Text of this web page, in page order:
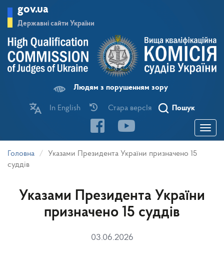
основного
матеріалу
gov.ua
Державні сайти України
Людям з порушенням зору
In English Стара версІя Пошук
Toggle
Головна
Указами Президента України призначено 15
суддів
Указами Президента України
призначено 15 суддів
03.06.2026